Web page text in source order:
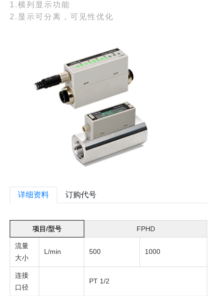
1.横列显示功能
2.显示可分离，可见性优化
详细资料 订购代号
项目/型号 FPHD
流量
大小
L/min 500 1000
连接
口径
PT 1/2